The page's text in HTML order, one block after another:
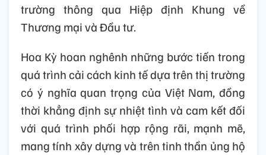
trường thông qua Hiệp định Khung về
Thương mại và Đầu tư.
Hoa Kỳ hoan nghênh những bước tiến trong
quá trình cải cách kinh tế dựa trên thị trường
có ý nghĩa quan trọng của Việt Nam, đồng
thời khẳng định sự nhiệt tình và cam kết đối
với quá trình phối hợp rộng rãi, mạnh mẽ,
mang tính xây dựng và trên tinh thần ủng hộ